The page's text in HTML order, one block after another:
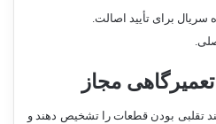
سریال برای تأیید اصالت.
مجاز
تقلبی بودن قطعات را تشخیص دهند و